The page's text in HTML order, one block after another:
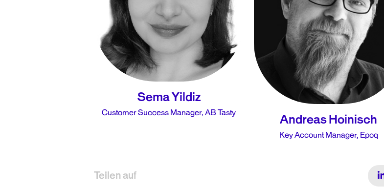
Sema Yildiz
Customer Success Manager, AB Tasty Andreas Hoinisch
Key Account Manager, Epoq
Teilen auf